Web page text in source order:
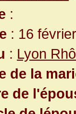
:
: 16
: Lyon
de la
de